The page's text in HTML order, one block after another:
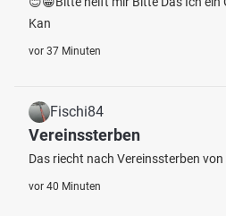
Kan
vor 37 Minuten
Fischi84
Vereinssterben
Das riecht nach Vereinssterben
vor 40 Minuten